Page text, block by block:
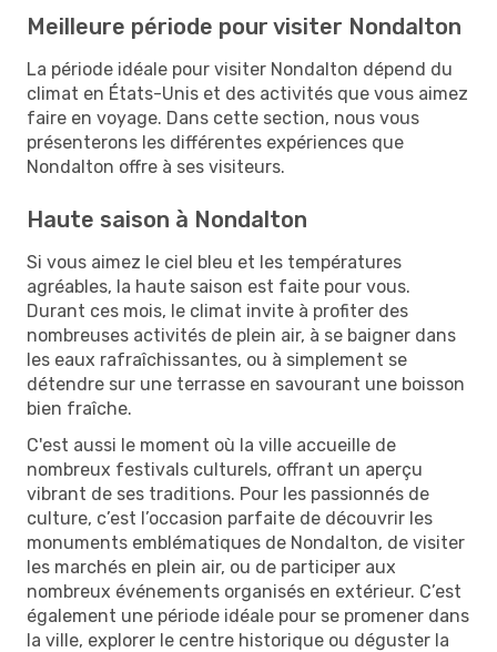
Meilleure période pour visiter Nondalton
La période idéale pour visiter Nondalton dépend du
climat en États-Unis et des activités que vous aimez
faire en voyage. Dans cette section, nous vous
présenterons les différentes expériences que
Nondalton offre à ses visiteurs.
Haute saison à Nondalton
Si vous aimez le ciel bleu et les températures
agréables, la haute saison est faite pour vous.
Durant ces mois, le climat invite à profiter des
nombreuses activités de plein air, à se baigner dans
les eaux rafraîchissantes, ou à simplement se
détendre sur une terrasse en savourant une boisson
bien fraîche.
C'est aussi le moment où la ville accueille de
nombreux festivals culturels, offrant un aperçu
vibrant de ses traditions. Pour les passionnés de
culture, c’est l’occasion parfaite de découvrir les
monuments emblématiques de Nondalton, de visiter
les marchés en plein air, ou de participer aux
nombreux événements organisés en extérieur. C’est
également une période idéale pour se promener dans
la ville, explorer le centre historique ou déguster la